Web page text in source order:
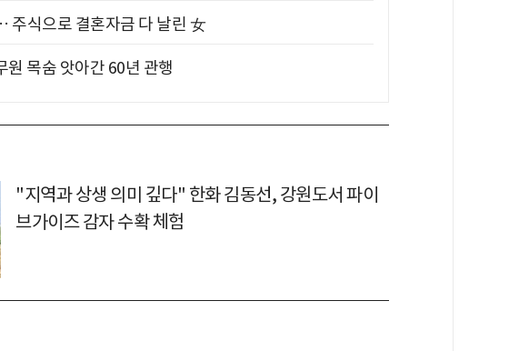
주식으로 결혼자금 다 날린 女
목숨 앗아간 60년 관행
"지역과 상생 의미 깊다" 한화 김동선, 강원도서 파이
브가이즈 감자 수확 체험